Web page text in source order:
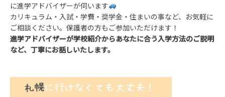
に進学アドバイザーが伺います
カリキュラム・入試・学費・奨学金・住まいの事など、お気軽に
ご相談ください。保護者の方もご参加いただけます！
進学アドバイザーが学校紹介からあなたに合う入学方法のご説明
など、丁寧にお話しいたします。